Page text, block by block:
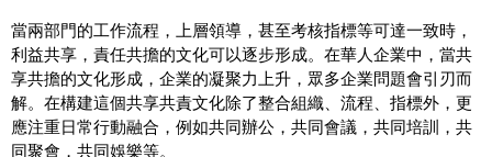
當兩部門的工作流程，上層領導，甚至考核指標等可達一致時，
利益共享，責任共擔的文化可以逐步形成。在華人企業中，當共
享共擔的文化形成，企業的凝聚力上升，眾多企業問題會引刃而
解。在構建這個共享共責文化除了整合組織、流程、指標外，更
應注重日常行動融合，例如共同辦公，共同會議，共同培訓，共
同聚會，共同娛樂等。